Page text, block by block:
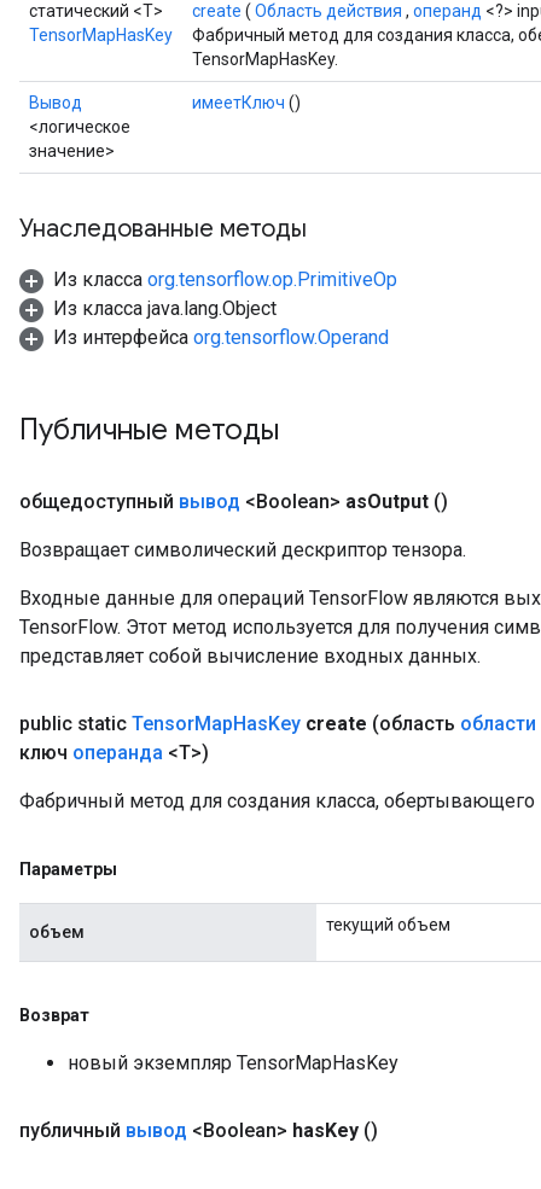
статический <T>
TensorMapHasKey
create ( Область действия , операнд <?>
Фабричный метод для создания класса,
TensorMapHasKey.
Вывод
<логическое
значение>
имеетКлюч ()
Унаследованные методы
Из класса org.tensorflow.op.PrimitiveOp
Из класса java.lang.Object
Из интерфейса org.tensorflow.Operand
Публичные методы
общедоступный вывод <Boolean> asOutput ()
Возвращает символический дескриптор тензора.
Входные данные для операций TensorFlow являются
TensorFlow. Этот метод используется для получения
представляет собой вычисление входных данных.
public static TensorMapHasKey create (область
ключ операнда <T>)
Фабричный метод для создания класса,
Параметры
объем текущий объем
Возврат
новый экземпляр TensorMapHasKey
публичный вывод <Boolean> hasKey ()